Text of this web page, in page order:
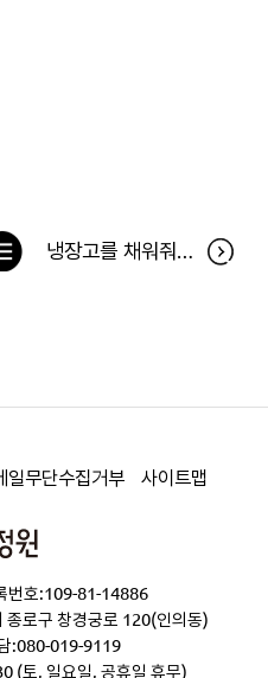
냉장고를 채워줘 108차 당첨자(2월 4일~2월 10일)
일무단수집거부 사이트맵
번호:109-81-14886
종로구 창경궁로 120(인의동)
:080-019-9119
(토, 일요일, 공휴일 휴무)